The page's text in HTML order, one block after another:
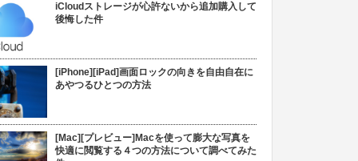
iCloudストレージが心許ないから追加購入して
後悔した件
[iPhone][iPad]画面ロックの向きを自由自在に
あやつるひとつの方法
[Mac][プレビュー]Macを使って膨大な写真を
快適に閲覧する４つの方法について調べてみた